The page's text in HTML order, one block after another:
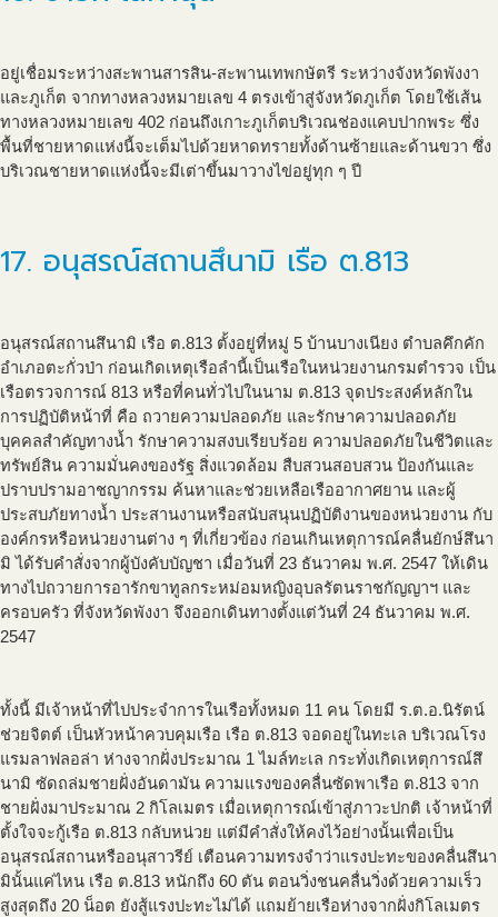
อยู่เชื่อมระหว่างสะพานสารสิน-สะพานเทพกษัตรี ระหว่างจังหวัดพังงา
และภูเก็ต จากทางหลวงหมายเลข 4 ตรงเข้าสู่จังหวัดภูเก็ต โดยใช้เส้น
ทางหลวงหมายเลข 402 ก่อนถึงเกาะภูเก็ตบริเวณช่องแคบปากพระ ซึ่ง
พื้นที่ชายหาดแห่งนี้จะเต็มไปด้วยหาดทรายทั้งด้านซ้ายและด้านขวา ซึ่ง
บริเวณชายหาดแห่งนี้จะมีเต่าขึ้นมาวางไข่อยู่ทุก ๆ ปี
17. อนุสรณ์สถานสึนามิ เรือ ต.813
อนุสรณ์สถานสึนามิ เรือ ต.813 ตั้งอยู่ที่หมู่ 5 บ้านบางเนียง ตำบลคึกคัก
อำเภอตะกั่วป่า ก่อนเกิดเหตุเรือลำนี้เป็นเรือในหน่วยงานกรมตำรวจ เป็น
เรือตรวจการณ์ 813 หรือที่คนทั่วไปในนาม ต.813 จุดประสงค์หลักใน
การปฏิบัติหน้าที่ คือ ถวายความปลอดภัย และรักษาความปลอดภัย
บุคคลสำคัญทางน้ำ รักษาความสงบเรียบร้อย ความปลอดภัยในชีวิตและ
ทรัพย์สิน ความมั่นคงของรัฐ สิ่งแวดล้อม สืบสวนสอบสวน ป้องกันและ
ปราบปรามอาชญากรรม ค้นหาและช่วยเหลือเรืออากาศยาน และผู้
ประสบภัยทางน้ำ ประสานงานหรือสนับสนุนปฏิบัติงานของหน่วยงาน กับ
องค์กรหรือหน่วยงานต่าง ๆ ที่เกี่ยวข้อง ก่อนเกินเหตุการณ์คลื่นยักษ์สึนา
มิ ได้รับคำสั่งจากผู้บังคับบัญชา เมื่อวันที่ 23 ธันวาคม พ.ศ. 2547 ให้เดิน
ทางไปถวายการอารักขาทูลกระหม่อมหญิงอุบลรัตนราชกัญญาฯ และ
ครอบครัว ที่จังหวัดพังงา จึงออกเดินทางตั้งแต่วันที่ 24 ธันวาคม พ.ศ.
2547
ทั้งนี้ มีเจ้าหน้าที่ไปประจำการในเรือทั้งหมด 11 คน โดยมี ร.ต.อ.นิรัตน์
ช่วยจิตต์ เป็นหัวหน้าควบคุมเรือ เรือ ต.813 จอดอยู่ในทะเล บริเวณโรง
แรมลาฟลอล่า ห่างจากฝั่งประมาณ 1 ไมล์ทะเล กระทั่งเกิดเหตุการณ์สึ
นามิ ซัดถล่มชายฝั่งอันดามัน ความแรงของคลื่นซัดพาเรือ ต.813 จาก
ชายฝั่งมาประมาณ 2 กิโลเมตร เมื่อเหตุการณ์เข้าสู่ภาวะปกติ เจ้าหน้าที่
ตั้งใจจะกู้เรือ ต.813 กลับหน่วย แต่มีคำสั่งให้คงไว้อย่างนั้นเพื่อเป็น
อนุสรณ์สถานหรืออนุสาวรีย์ เตือนความทรงจำว่าแรงปะทะของคลื่นสึนา
มินั้นแค่ไหน เรือ ต.813 หนักถึง 60 ตัน ตอนวิ่งชนคลื่นวิ่งด้วยความเร็ว
สูงสุดถึง 20 น็อต ยังสู้แรงปะทะไม่ได้ แถมย้ายเรือห่างจากฝั่งกิโลเมตร